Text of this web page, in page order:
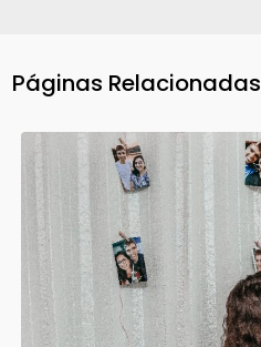
Páginas Relacionadas